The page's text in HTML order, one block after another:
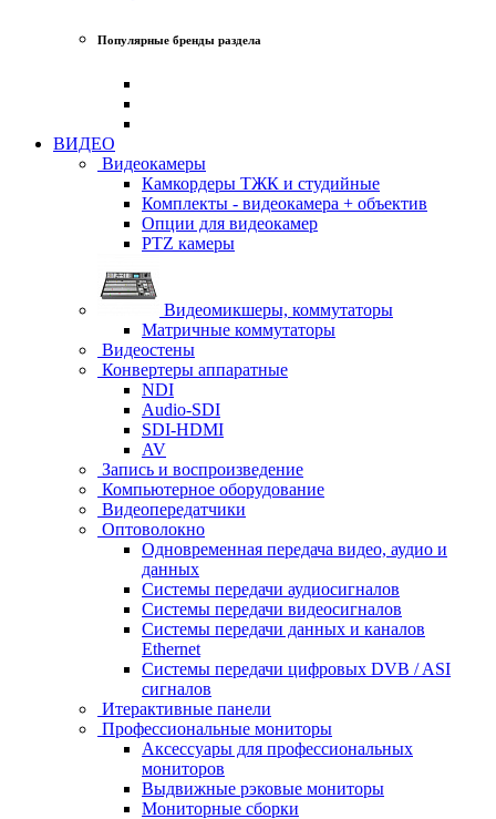
Популярные бренды раздела
ВИДЕО
Видеокамеры
Камкордеры ТЖК и студийные
Комплекты - видеокамера + объектив
Опции для видеокамер
PTZ камеры
Видеомикшеры, коммутаторы
Матричные коммутаторы
Видеостены
Конвертеры аппаратные
NDI
Audio-SDI
SDI-HDMI
AV
Запись и воспроизведение
Компьютерное оборудование
Видеопередатчики
Оптоволокно
Одновременная передача видео, аудио и
данных
Системы передачи аудиосигналов
Системы передачи видеосигналов
Системы передачи данных и каналов
Ethernet
Системы передачи цифровых DVB / ASI
сигналов
Итерактивные панели
Профессиональные мониторы
Аксессуары для профессиональных
мониторов
Выдвижные рэковые мониторы
Мониторные сборки